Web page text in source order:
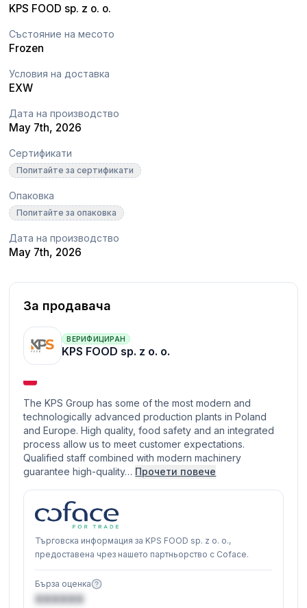
KPS FOOD sp. z o. o.
Състояние на месото
Frozen
Условия на доставка
EXW
Дата на производство
May 7th, 2026
Сертификати
Попитайте за сертификати
Опаковка
Попитайте за опаковка
Дата на производство
May 7th, 2026
За продавача
ВЕРИФИЦИРАН
KPS FOOD sp. z o. o.
The KPS Group has some of the most modern and
technologically advanced production plants in Poland
and Europe. High quality, food safety and an integrated
process allow us to meet customer expectations.
Qualified staff combined with modern machinery
guarantee high-quality… Прочети повече
Търговска информация за KPS FOOD sp. z o. o.,
предоставена чрез нашето партньорство с Coface.
Бърза оценка
XXXXXX